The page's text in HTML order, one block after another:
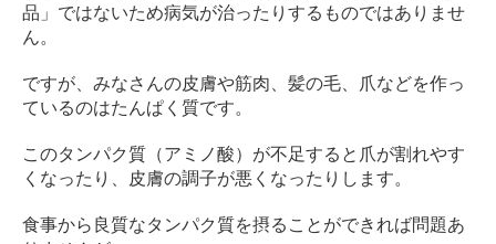
品」ではないため病気が治ったりするものではありませ
ん。
ですが、みなさんの皮膚や筋肉、髪の毛、爪などを作っ
ているのはたんぱく質です。
このタンパク質（アミノ酸）が不足すると爪が割れやす
くなったり、皮膚の調子が悪くなったりします。
食事から良質なタンパク質を摂ることができれば問題あ